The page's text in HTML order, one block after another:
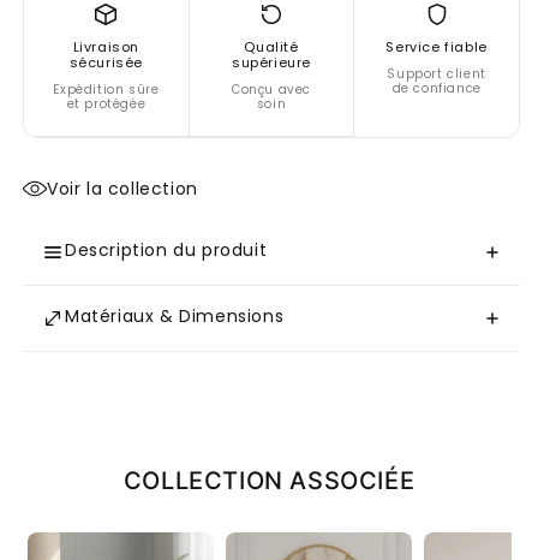
Livraison
sécurisée
Expédition sûre
et protégée
Qualité
supérieure
Conçu avec
soin
Service fiable
Support client
de confiance
Voir la collection
Description du produit
Matériaux & Dimensions
COLLECTION ASSOCIÉE